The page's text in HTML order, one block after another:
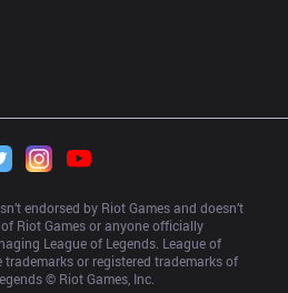
endorsed by Riot Games and doesn’t
Riot Games or anyone officially
League of Legends. League of
trademarks or registered trademarks of
© Riot Games, Inc.